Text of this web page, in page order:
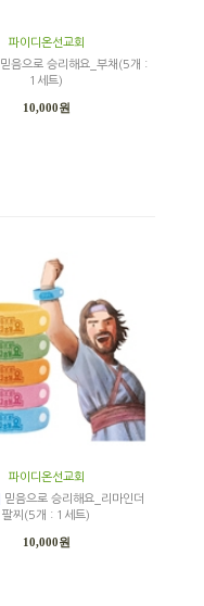
파이디온선교회
믿음으로 승리해요_부채(5개 :
1세트)
10,000원
파이디온선교회
믿음으로 승리해요_리마인더
팔찌(5개 : 1세트)
10,000원